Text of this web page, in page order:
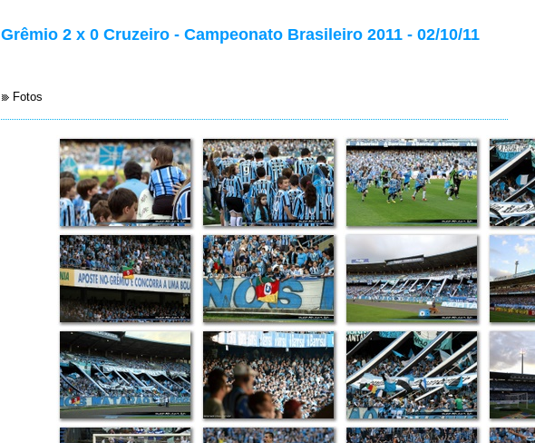
Grêmio 2 x 0 Cruzeiro - Campeonato Brasileiro 2011 - 02/10/11
Fotos